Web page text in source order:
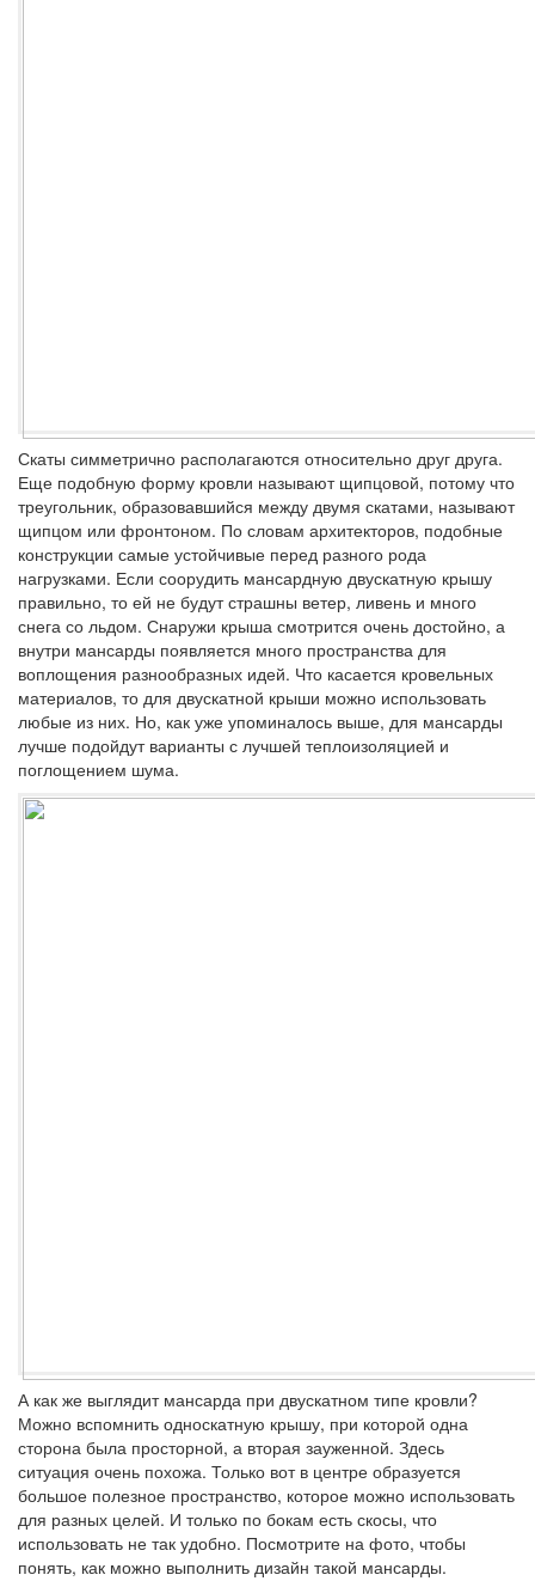
Скаты симметрично располагаются относительно друг друга.
Еще подобную форму кровли называют щипцовой, потому что
треугольник, образовавшийся между двумя скатами, называют
щипцом или фронтоном. По словам архитекторов, подобные
конструкции самые устойчивые перед разного рода
нагрузками. Если соорудить мансардную двускатную крышу
правильно, то ей не будут страшны ветер, ливень и много
снега со льдом. Снаружи крыша смотрится очень достойно, а
внутри мансарды появляется много пространства для
воплощения разнообразных идей. Что касается кровельных
материалов, то для двускатной крыши можно использовать
любые из них. Но, как уже упоминалось выше, для мансарды
лучше подойдут варианты с лучшей теплоизоляцией и
поглощением шума.
А как же выглядит мансарда при двускатном типе кровли?
Можно вспомнить односкатную крышу, при которой одна
сторона была просторной, а вторая зауженной. Здесь
ситуация очень похожа. Только вот в центре образуется
большое полезное пространство, которое можно использовать
для разных целей. И только по бокам есть скосы, что
использовать не так удобно. Посмотрите на фото, чтобы
понять, как можно выполнить дизайн такой мансарды.